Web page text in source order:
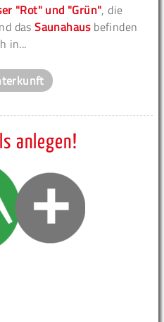
"Rot" und "Grün", die
dasSaunahausbefinden
in...
anlegen!